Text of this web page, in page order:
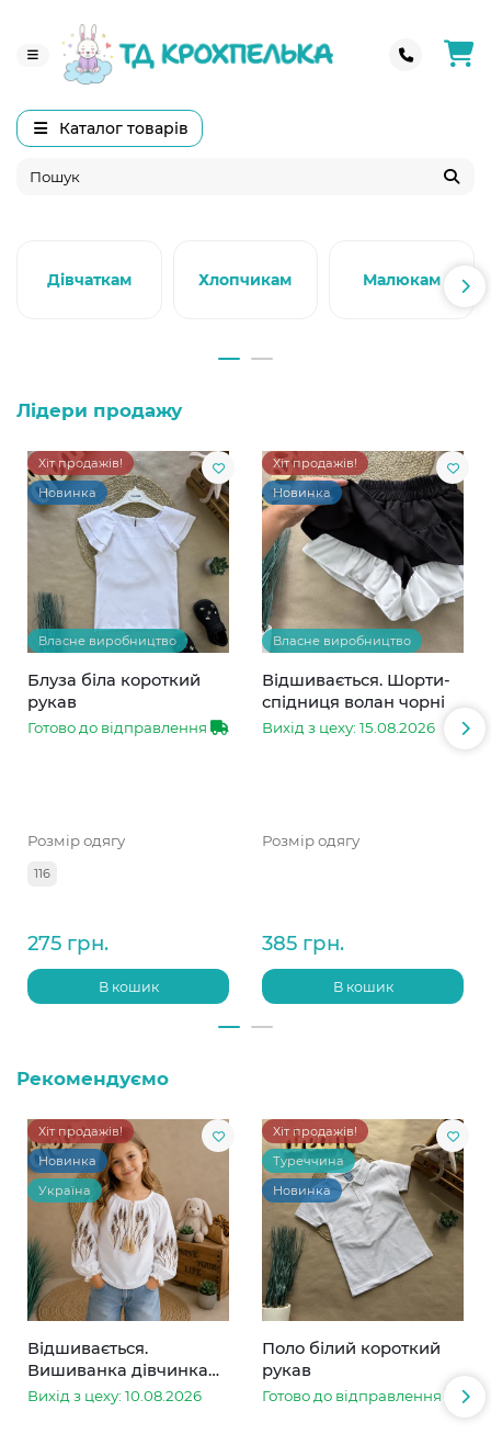
Каталог товарів
Дівчаткам Хлопчикам Малюкам
Лідери продажу
Хіт продажів!
Новинка
Власне виробництво
Блуза біла короткий
рукав
Готово до відправлення
Розмір одягу
116
275 грн.
В кошик
Хіт продажів!
Новинка
Власне виробництво
Відшивається. Шорти-
спідниця волан чорні
Вихід з цеху: 15.08.2026
Розмір одягу
385 грн.
В кошик
Рекомендуємо
Хіт продажів!
Новинка
Україна
Відшивається.
Вишиванка дівчинка
колоски
Вихід з цеху: 10.08.2026
Хіт продажів!
Туреччина
Новинка
Поло білий короткий
рукав
Готово до відправлення